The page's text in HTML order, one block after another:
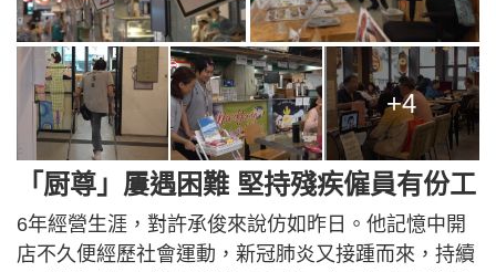
+4
「厨尊」屢遇困難 堅持殘疾僱員有份工
6年經營生涯，對許承俊來說仿如昨日。他記憶中開
店不久便經歷社會運動，新冠肺炎又接踵而來，持續